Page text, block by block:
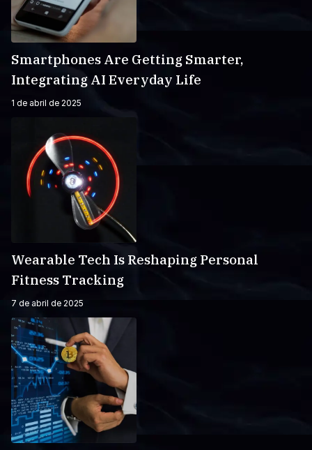
Smartphones Are Getting Smarter,
Integrating AI Everyday Life
1 de abril de 2025
Wearable Tech Is Reshaping Personal
Fitness Tracking
7 de abril de 2025